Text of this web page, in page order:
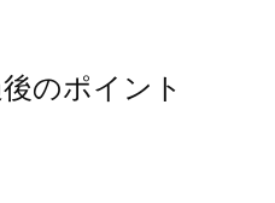
のポイント